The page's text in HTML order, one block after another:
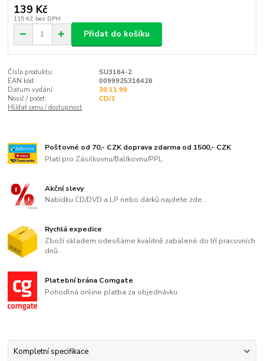
139 Kč
115 Kč bez DPH
Přidat do košíku
Číslo produktu:
SU3164-2
EAN kód:
0099925316426
Datum vydání:
30.11.99
Nosič / počet:
CD/1
Hlídat cenu / dostupnost
Poštovné od 70,- CZK doprava zdarma od 1500,- CZK
Platí pro Zásilkovnu/Balíkovnu/PPL.
Akční slevy
Nabídku CD/DVD a LP nebo dárků najdete zde..
Rychlá expedice
Zboží skladem odesíláme kvalitně zabalené do tří pracovních
dnů..
Platební brána Comgate
Pohodlná online platba za objednávku.
Kompletní specifikace